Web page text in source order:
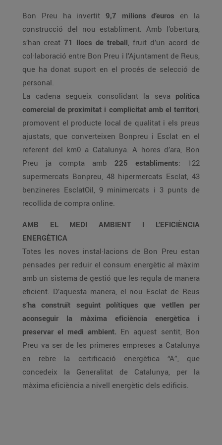
Bon Preu ha invertit 9,7 milions d’euros en la
construcció del nou establiment. Amb l’obertura,
s’han creat 71 llocs de treball, fruit d’un acord de
col·laboració entre Bon Preu i l’Ajuntament de Reus,
que ha donat suport en el procés de selecció de
personal.
La cadena segueix consolidant la seva política
comercial de proximitat i complicitat amb el territori,
promovent el producte local de qualitat i els preus
ajustats, que converteixen Bonpreu i Esclat en el
referent del km0 a Catalunya. A hores d’ara, Bon
Preu ja compta amb 225 establiments: 122
supermercats Bonpreu, 48 hipermercats Esclat, 43
benzineres EsclatOil, 9 minimercats i 3 punts de
recollida de compra online.
AMB EL MEDI AMBIENT I L’EFICIÈNCIA
ENERGÈTICA
Totes les noves instal·lacions de Bon Preu estan
pensades per reduir el consum energètic al màxim
amb un sistema de gestió que les regula de manera
eficient. D’aquesta manera, el nou Esclat de Reus
s’ha construït seguint polítiques que vetllen per
aconseguir la màxima eficiència energètica i
preservar el medi ambient. En aquest sentit, Bon
Preu va ser de les primeres empreses a Catalunya
en rebre la certificació energètica “A”, que
concedeix la Generalitat de Catalunya, per la
màxima eficiència a nivell energètic dels edificis.